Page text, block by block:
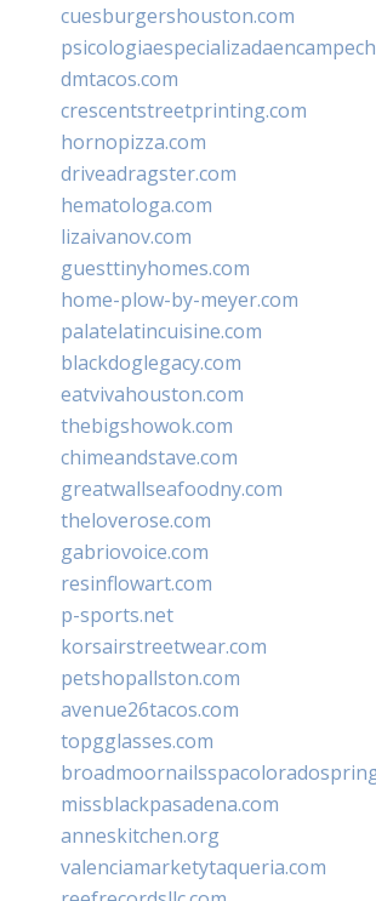
cuesburgershouston.com
dmtacos.com
crescentstreetprinting.com
hornopizza.com
driveadragster.com
hematologa.com
lizaivanov.com
guesttinyhomes.com
home-plow-by-meyer.com
palatelatincuisine.com
blackdoglegacy.com
eatvivahouston.com
thebigshowok.com
chimeandstave.com
greatwallseafoodny.com
theloverose.com
gabriovoice.com
resinflowart.com
p-sports.net
korsairstreetwear.com
petshopallston.com
avenue26tacos.com
topgglasses.com
missblackpasadena.com
anneskitchen.org
valenciamarketytaqueria.com